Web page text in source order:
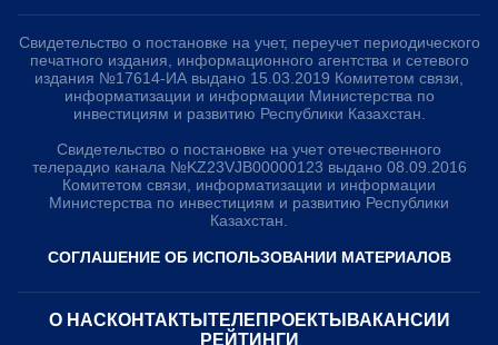
Свидетельство о постановке на учет, переучет периодического
печатного издания, информационного агентства и сетевого
издания №17614-ИА выдано 15.03.2019 Комитетом связи,
информатизации и информации Министерства по
инвестициям и развитию Республики Казахстан.
Свидетельство о постановке на учет отечественного
телерадио канала №KZ23VJB00000123 выдано 08.09.2016
Комитетом связи, информатизации и информации
Министерства по инвестициям и развитию Республики
Казахстан.
СОГЛАШЕНИЕ ОБ ИСПОЛЬЗОВАНИИ МАТЕРИАЛОВ
О НАС КОНТАКТЫ ТЕЛЕПРОЕКТЫ ВАКАНСИИ
РЕЙТИНГИ